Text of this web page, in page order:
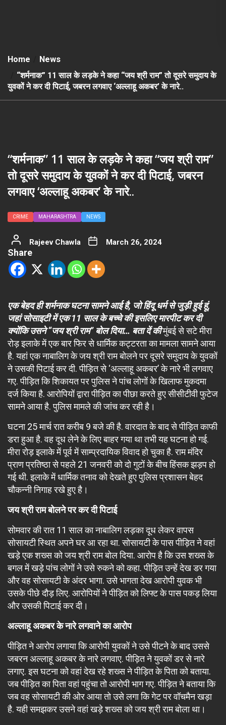
Home
News
“शर्मनाक” 11 साल के लड़के ने कहा “जय श्री राम” तो दूसरे समुदाय के
युवकों ने कर दी पिटाई, जबरन लगवाए ‘अल्लाहू अकबर’ के नारे..
“शर्मनाक” 11 साल के लड़के ने कहा “जय श्री राम”
तो दूसरे समुदाय के युवकों ने कर दी पिटाई, जबरन
लगवाए ‘अल्लाहू अकबर’ के नारे..
CRIME MAHARASHTRA NEWS
Rajeev Chawla March 26, 2024
Share
एक बेहद ही शर्मनाक घटना सामने आई है, जो हिंदू धर्म से जुड़ी हुई हूं,
जहां सोसाइटी में एक 11 साल के बच्चे की इसलिए मारपीट कर दी
क्योंकि उसने “जय श्री राम” बोल दिया… बता दें कीमुंबई से सटे मीरा
रोड़ इलाके में एक बार फिर से धार्मिक कट्टरता का मामला सामने आया
है. यहां एक नाबालिग के जय श्री राम बोलने पर दूसरे समुदाय के युवकों
ने उसकी पिटाई कर दी. पीड़ित से ‘अल्लाहू अकबर’ के नारे भी लगवाए
गए. पीड़ित कि शिकायत पर पुलिस ने पांच लोगों के खिलाफ मुकदमा
दर्ज किया है. आरोपियों द्वारा पीड़ित का पीछा करते हुए सीसीटीवी फुटेज
सामने आया है. पुलिस मामले की जांच कर रही है।
घटना 25 मार्च रात करीब 9 बजे की है. वारदात के बाद से पीड़ित काफी
डरा हुआ है. वह दूध लेने के लिए बाहर गया था तभी यह घटना हो गई.
मीरा रोड़ इलाके में पूर्व में साम्प्रदायिक विवाद हो चुका है. राम मंदिर
प्राण प्रतिष्ठा से पहले 21 जनवरी को दो गुटों के बीच हिंसक झड़प हो
गई थी. इलाके में धार्मिक तनाव को देखते हुए पुलिस प्रशासन बेहद
चौकन्नी निगाह रखे हुए है।
जय श्री राम बोलने पर कर दी पिटाई
सोमवार की रात 11 साल का नाबालिग लड़का दूध लेकर वापस
सोसायटी स्थित अपने घर आ रहा था. सोसायटी के पास पीड़ित ने वहां
खड़े एक शख्स को जय श्री राम बोल दिया. आरोप है कि उस शख्स के
बगल में खड़े पांच लोगों ने उसे रुकने को कहा. पीड़ित उन्हें देख डर गया
और वह सोसायटी के अंदर भागा. उसे भागता देख आरोपी युवक भी
उसके पीछे दौड़ लिए. आरोपियों ने पीड़ित को लिफ्ट के पास पकड़ लिया
और उसकी पिटाई कर दी।
अल्लाहू अकबर के नारे लगवाने का आरोप
पीड़ित ने आरोप लगाया कि आरोपी युवकों ने उसे पीटने के बाद उससे
जबरन अल्लाहू अकबर के नारे लगवाए. पीड़ित ने युवकों डर से नारे
लगाए. इस घटना को वहां देख रहे शख्स ने पीड़ित के पिता को बताया.
जब पीड़ित का पिता वहां पहुंचा तो आरोपी भाग गए. पीड़ित ने बताया कि
जब वह सोसायटी की ओर आया तो उसे लगा कि गेट पर वॉचमैन खड़ा
है. यही समझकर उसने वहां खड़े शख्स को जय श्री राम बोला था।